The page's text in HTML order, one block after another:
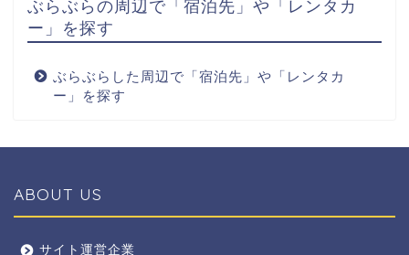
ぶらぶらの周辺で「宿泊先」や「レンタカ
ー」を探す
ぶらぶらした周辺で「宿泊先」や「レンタカ
ー」を探す
ABOUT US
サイト運営企業